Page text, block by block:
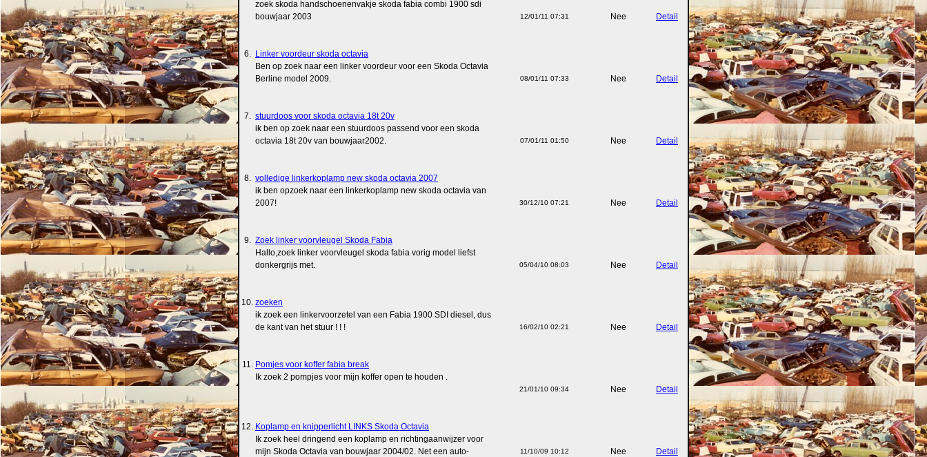
zoek skoda handschoenenvakje skoda fabia combi 1900 sdi
bouwjaar 2003
12/01/11 07:31 Nee Detail
6.
Linker voordeur skoda octavia
Ben op zoek naar een linker voordeur voor een Skoda Octavia
Berline model 2009.
08/01/11 07:33 Nee Detail
7. stuurdoos voor skoda octavia 18t 20v
ik ben op zoek naar een stuurdoos passend voor een skoda
octavia 18t 20v van bouwjaar2002.
07/01/11 01:50 Nee Detail
8. volledige linkerkoplamp new skoda octavia 2007
ik ben opzoek naar een linkerkoplamp new skoda octavia van
2007!
30/12/10 07:21 Nee Detail
9. Zoek linker voorvleugel Skoda Fabia
Hallo,zoek linker voorvleugel skoda fabia vorig model liefst
donkergrijs met.
05/04/10 08:03 Nee Detail
10. zoeken
ik zoek een linkervoorzetel van een Fabia 1900 SDI diesel, dus
de kant van het stuur ! ! !
16/02/10 02:21 Nee Detail
11. Pomjes voor koffer fabia break
Ik zoek 2 pompjes voor mijn koffer open te houden .
21/01/10 09:34 Nee Detail
12. Koplamp en knipperlicht LINKS Skoda Octavia
Ik zoek heel dringend een koplamp en richtingaanwijzer voor
mijn Skoda Octavia van bouwjaar 2004/02. Net een auto-
11/10/09 10:12 Nee Detail